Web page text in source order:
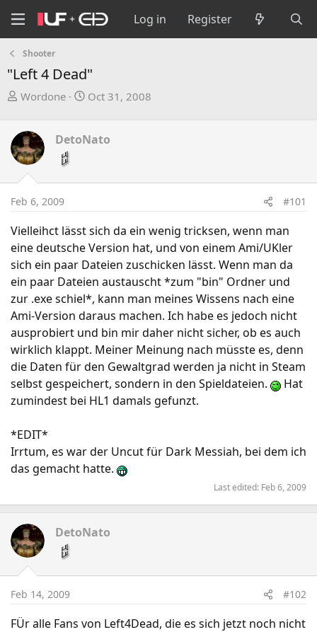
Log in Register
Shooter
"Left 4 Dead"
T
e
a
d
t
r
t
e
r
Wordone
S
r
Oct 31, 2008
DetoNato
Feb 6, 2009 #101
Vielleihct lässt sich da ein wenig tricksen, wenn man
eine deutsche Version hat, und von einem Ami/UKler
sich ein paar Dateien zuschicken lässt. Wenn man da
ein paar Dateien austauscht *zum "bin" Ordner und
zur .exe schiel*, kann man meines Wissens nach eine
Ami-Version daraus machen. Ich habe es jedoch nicht
ausprobiert und bin mir daher nicht sicher, ob es auch
wirklich klappt. Meiner Meinung nach müsste es, denn
die Daten für den Gewaltgrad werden ja nicht in Steam
selbst gespeichert, sondern in den Spieldateien.
Hat
zumindest bei HL1 damals gefunzt.
*EDIT*
Irrtum, es war der Uncut für Dark Messiah, bei dem ich
das gemacht hatte.
Last edited: Feb 6, 2009
DetoNato
Feb 14, 2009 #102
FÜr alle Fans von Left4Dead, die es sich jetzt noch nicht